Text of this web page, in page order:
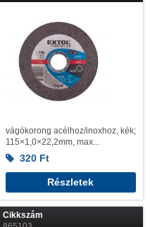
vágókorong acélhoz/inoxhoz, kék;
115×1,0×22,2mm, max...
320 Ft
Részletek
Cikkszám